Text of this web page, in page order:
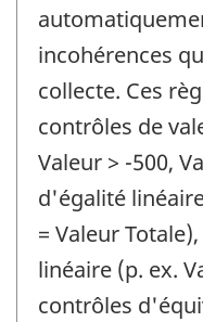
incohérences
collecte. Ces
contrôles de
Valeur > -500,
d'égalité
= Valeur
linéaire (p. ex.
contrôles